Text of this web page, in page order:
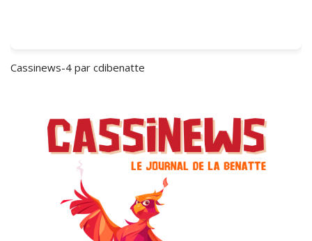
Cassinews-4 par cdibenatte